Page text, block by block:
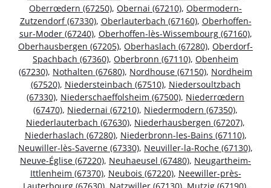
Oberrœdern (67250), Obernai (67210), Obermodern-
Zutzendorf (67330), Oberlauterbach (67160), Oberhoffen-
sur-Moder (67240), Oberhoffen-lès-Wissembourg (67160),
Oberhausbergen (67205), Oberhaslach (67280), Oberdorf-
Spachbach (67360), Oberbronn (67110), Obenheim
(67230), Nothalten (67680), Nordhouse (67150), Nordheim
(67520), Niedersteinbach (67510), Niedersoultzbach
(67330), Niederschaeffolsheim (67500), Niederrœdern
(67470), Niedernai (67210), Niedermodern (67350),
Niederlauterbach (67630), Niederhausbergen (67207),
Niederhaslach (67280), Niederbronn-les-Bains (67110),
Neuwiller-lès-Saverne (67330), Neuviller-la-Roche (67130),
Neuve-Église (67220), Neuhaeusel (67480), Neugartheim-
Ittlenheim (67370), Neubois (67220), Neewiller-près-